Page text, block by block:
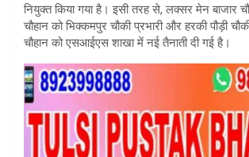
नियुक्त किया गया है। इसी तरह से, लक्सर मेन बाजार
चौहान को भिक्कमपुर चौकी प्रभारी और हरकी पौड़ी
चौहान को एसआईएस शाखा में नई तैनाती दी गई है।